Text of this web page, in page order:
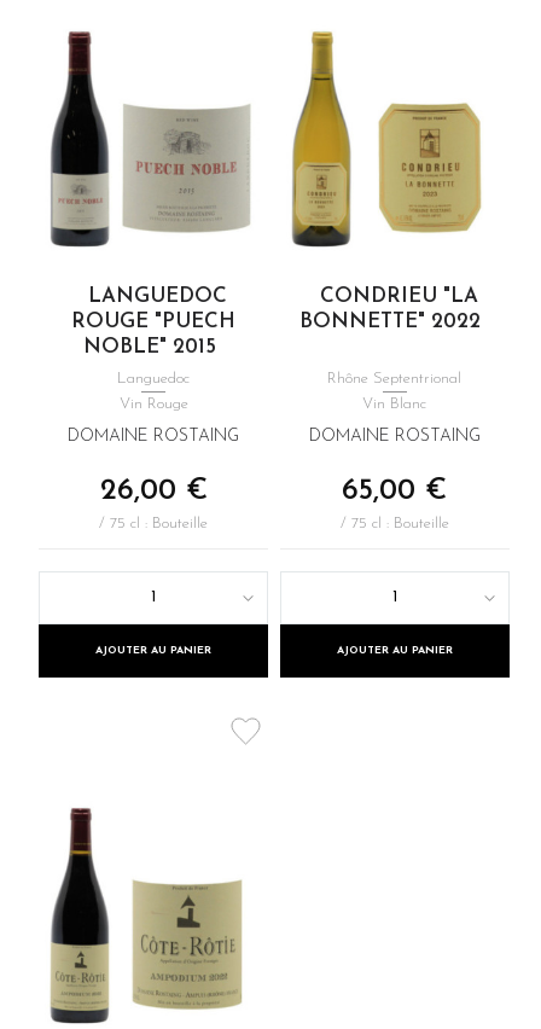
LANGUEDOC
ROUGE "PUECH
NOBLE" 2015
Languedoc
Vin Rouge
DOMAINE ROSTAING
26,00 €
/ 75 cl : Bouteille
1
AJOUTER AU PANIER
CONDRIEU "LA
BONNETTE" 2022
Rhône Septentrional
Vin Blanc
DOMAINE ROSTAING
65,00 €
/ 75 cl : Bouteille
1
AJOUTER AU PANIER